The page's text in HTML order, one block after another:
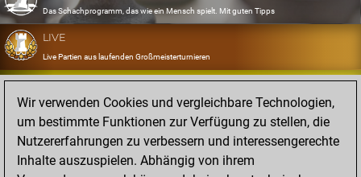
Das Schachprogramm, das wie ein Mensch spielt. Mit guten Tipps
LIVE
Live Partien aus laufenden Großmeisterturnieren
OPENINGS
Erfassen und Üben Sie Ihr Eröffnungsrepertoire
DATABASE
Acht Millionen starke Partien
Wir verwenden Cookies und vergleichbare Technologien,
um bestimmte Funktionen zur Verfügung zu stellen, die
Nutzererfahrungen zu verbessern und interessengerechte
Inhalte auszuspielen. Abhängig von ihrem